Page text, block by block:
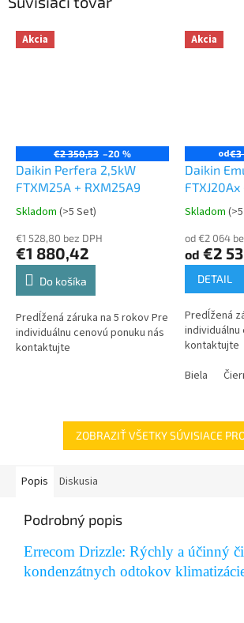
Akcia
€2 350,53 –20 %
Daikin Perfera 2,5kW
FTXM25A + RXM25A9
Skladom (>5 Set)
€1 528,80 bez DPH
€1 880,42
Do košíka
Predĺžená záruka na 5 rokov Pre
individuálnu cenovú ponuku nás
kontaktujte
Akcia
od€3
Daikin
FTXJ20Ax
Skladom
od €2 064
od €2
DETAIL
Predĺžená
individuálnu
kontaktujte
Biela
ZOBRAZIŤ VŠETKY SÚVISIACE
Popis Diskusia
Podrobný popis
Errecom Drizzle: Rýchly a účinný
kondenzátnych odtokov